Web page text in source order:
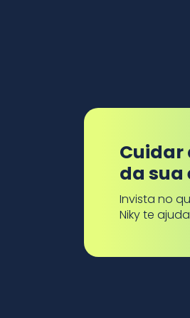
Cuidar
da sua
Invista no
Niky te